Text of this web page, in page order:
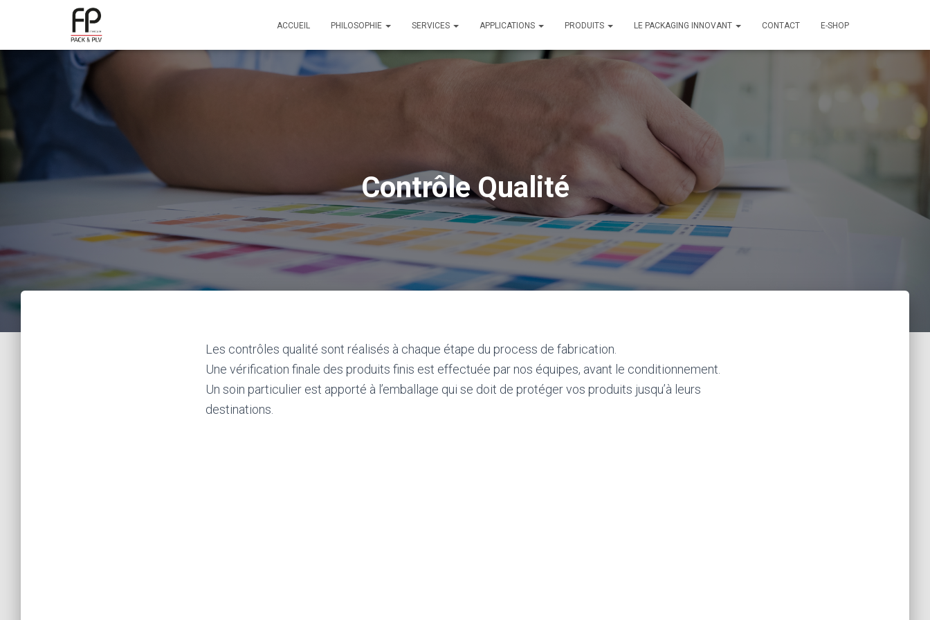
ACCUEIL PHILOSOPHIE SERVICES APPLICATIONS PRODUITS LE PACKAGING INNOVANT CONTACT E-SHOP
Contrôle Qualité
Les contrôles qualité sont réalisés à chaque étape du process de fabrication.
Une vérification finale des produits finis est effectuée par nos équipes, avant le conditionnement.
Un soin particulier est apporté à l’emballage qui se doit de protéger vos produits jusqu’à leurs
destinations.